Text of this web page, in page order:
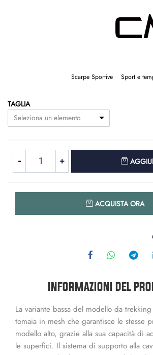
Scarpe Sportive Sport e
TAGLIA
Seleziona un elemento
ACQUISTA ORA
INFORMAZIONI DEL
La variante bassa del modello da
tomaia in mesh che garantisce le stesse
modello alto, grazie alla sua capacità di
le superfici. Il sistema di supporto alla